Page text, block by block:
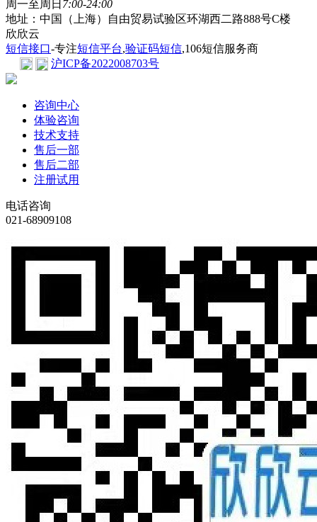
周一至周日 7:00-24:00
地址：中国（上海）自由贸易试验区环湖西二路888号C楼
欣欣云
短信接口-专注短信平台,验证码短信,106短信服务商
沪ICP备2022008703号
咨询中心
体验咨询
技术支持
售后一部
售后二部
注册试用
电话咨询
021-68909108